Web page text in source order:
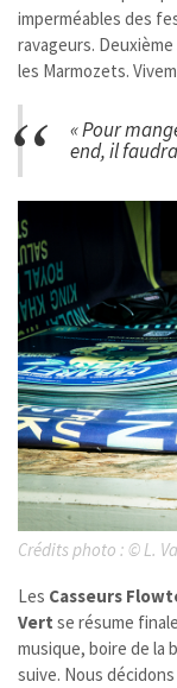
imperméables des
ravageurs.
les Marmozets.
« Pour
end, il
Crédits photo : ©L.
Les Casseurs
Vert se résume
musique, boire de la
suive. Nous